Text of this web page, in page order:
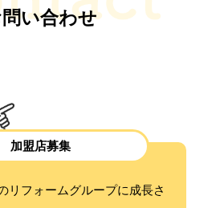
い合わせ
加盟店募集
リフォームグループに成長さ